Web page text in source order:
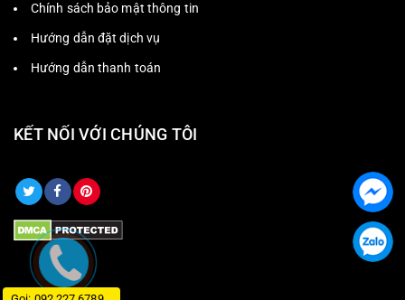
Chính sách bảo mật thông tin
Hướng dẫn đặt dịch vụ
Hướng dẫn thanh toán
KẾT NỐI VỚI CHÚNG TÔI